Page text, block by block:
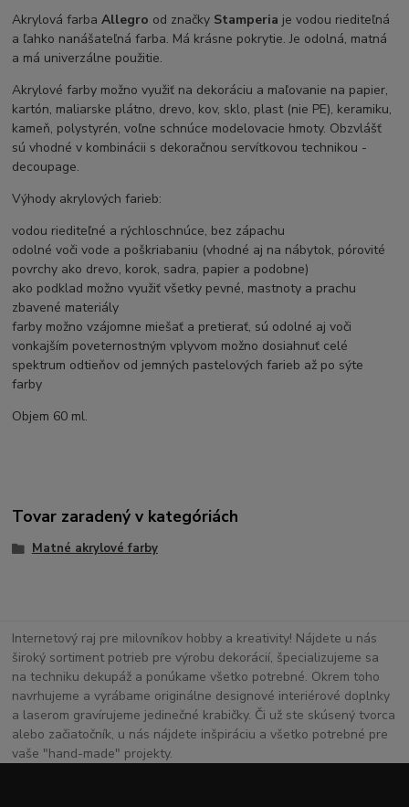
Akrylová farbaAllegro od značky Stamperia je vodou riediteľná
a ľahko nanášateľná farba. Má krásne pokrytie. Je odolná, matná
a má univerzálne použitie.
Akrylové farby možno využiť na dekoráciu a maľovanie na papier,
kartón, maliarske plátno, drevo, kov, sklo, plast (nie PE), keramiku,
kameň, polystyrén, voľne schnúce modelovacie hmoty. Obzvlášť
sú vhodné v kombinácii s dekoračnou servítkovou technikou -
decoupage.
Výhody akrylových farieb:
vodou riediteľné a rýchloschnúce, bez zápachu
odolné voči vode a poškriabaniu (vhodné aj na nábytok, pórovité
povrchy ako drevo, korok, sadra, papier a podobne)
ako podklad možno využiť všetky pevné, mastnoty a prachu
zbavené materiály
farby možno vzájomne miešať a pretierať, sú odolné aj voči
vonkajším poveternostným vplyvom možno dosiahnuť celé
spektrum odtieňov od jemných pastelových farieb až po sýte
farby
Objem 60 ml.
Tovar zaradený v kategóriách
Matné akrylové farby
Internetový raj pre milovníkov hobby a kreativity! Nájdete u nás
široký sortiment potrieb pre výrobu dekorácií, špecializujeme sa
na techniku dekupáž a ponúkame všetko potrebné. Okrem toho
navrhujeme a vyrábame originálne designové interiérové doplnky
a laserom gravírujeme jedinečné krabičky. Či už ste skúsený tvorca
alebo začiatočník, u nás nájdete inšpiráciu a všetko potrebné pre
vaše "hand-made" projekty.